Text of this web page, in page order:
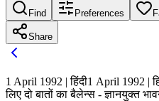
Find Preferences
Share
1 April 1992 | हिंदी1 April 1992 |
लिए दो बातों का बैलेन्स - ज्ञानयुक्त